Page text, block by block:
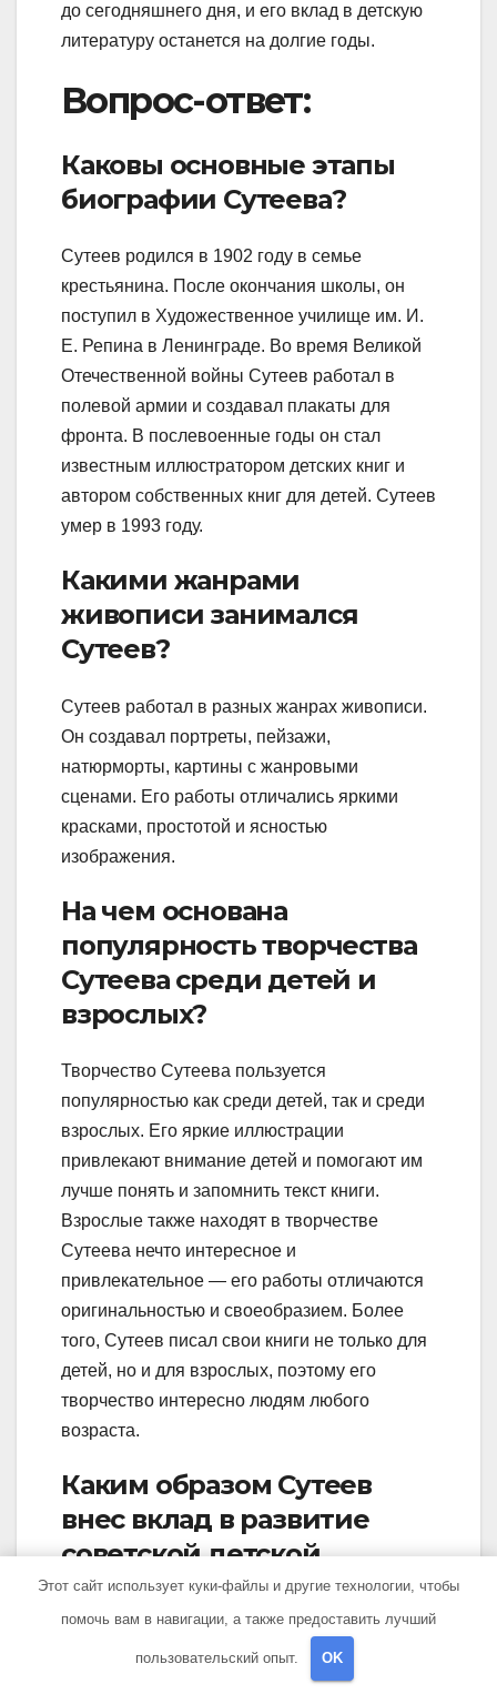
до сегодняшнего дня, и его вклад в детскую
литературу останется на долгие годы.
Вопрос-ответ:
Каковы основные этапы
биографии Сутеева?
Сутеев родился в 1902 году в семье
крестьянина. После окончания школы, он
поступил в Художественное училище им. И.
Е. Репина в Ленинграде. Во время Великой
Отечественной войны Сутеев работал в
полевой армии и создавал плакаты для
фронта. В послевоенные годы он стал
известным иллюстратором детских книг и
автором собственных книг для детей. Сутеев
умер в 1993 году.
Какими жанрами
живописи занимался
Сутеев?
Сутеев работал в разных жанрах живописи.
Он создавал портреты, пейзажи,
натюрморты, картины с жанровыми
сценами. Его работы отличались яркими
красками, простотой и ясностью
изображения.
На чем основана
популярность творчества
Сутеева среди детей и
взрослых?
Творчество Сутеева пользуется
популярностью как среди детей, так и среди
взрослых. Его яркие иллюстрации
привлекают внимание детей и помогают им
лучше понять и запомнить текст книги.
Взрослые также находят в творчестве
Сутеева нечто интересное и
привлекательное — его работы отличаются
оригинальностью и своеобразием. Более
того, Сутеев писал свои книги не только для
детей, но и для взрослых, поэтому его
творчество интересно людям любого
возраста.
Каким образом Сутеев
внес вклад в развитие
советской детской
литературы?
Сутеев сделал большой вклад в развитие
советской детской литературы как художник
Этот сайт использует куки-файлы и другие технологии, чтобы
помочь вам в навигации, а также предоставить лучший
пользовательский опыт. OK